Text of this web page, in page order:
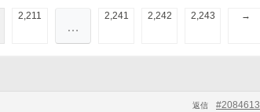
2,211
…
2,241 2,242 2,243 →
#2084613
返信